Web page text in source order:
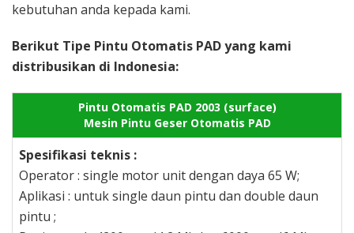
kebutuhan anda kepada kami.
Berikut Tipe Pintu Otomatis PAD yang kami
distribusikan di Indonesia:
Pintu Otomatis PAD 2003 (surface)
Mesin Pintu Geser Otomatis PAD
Spesifikasi teknis :
Operator : single motor unit dengan daya 65 W;
Aplikasi : untuk single daun pintu dan double daun
pintu ;